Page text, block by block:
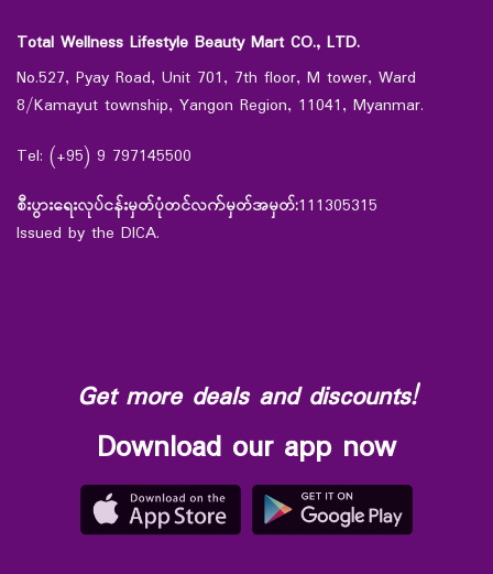
Total Wellness Lifestyle Beauty Mart CO., LTD.
No.527, Pyay Road, Unit 701, 7th floor, M tower, Ward
8/Kamayut township, Yangon Region, 11041, Myanmar.
Tel: (+95) 9 797145500
စီးပွားရေးလုပ်ငန်းမှတ်ပုံတင်လက်မှတ်အမှတ်:111305315
Issued by the DICA.
Get more deals and discounts!
Download our app now